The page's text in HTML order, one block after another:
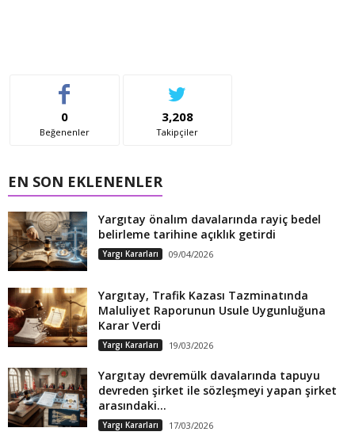
0
Beğenenler
3,208
Takipçiler
EN SON EKLENENLER
Yargıtay önalım davalarında rayiç bedel
belirleme tarihine açıklık getirdi
Yargı Kararları 09/04/2026
Yargıtay, Trafik Kazası Tazminatında
Maluliyet Raporunun Usule Uygunluğuna
Karar Verdi
Yargı Kararları 19/03/2026
Yargıtay devremülk davalarında tapuyu
devreden şirket ile sözleşmeyi yapan şirket
arasındaki...
Yargı Kararları 17/03/2026